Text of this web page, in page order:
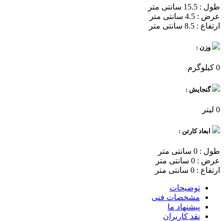
طول : 15.5 سانتی متر
عرض : 4.5 سانتی متر
ارتفاع : 8.5 سانتی متر
وزن :
0 کیلوگرم
گنجایش :
0 لیتر
ابعاد کارتن :
طول : 0 سانتی متر
عرض : 0 سانتی متر
ارتفاع : 0 سانتی متر
توضیحات
مشخصات فنی
پیشنهاد ما
نقد کاربران